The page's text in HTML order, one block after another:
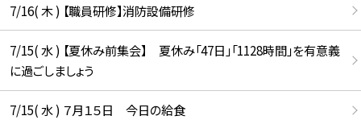
7/16( 木 ) 【職員研修】消防設備研修
7/15( 水 ) 【夏休み前集会】 夏休み「47日」「1128時間」を有意義
に過ごしましょう
7/15( 水 ) ７月１５日 今日の給食